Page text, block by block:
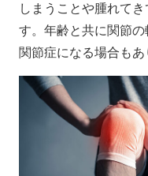
しまうことや腫れて
す。年齢と共に関節
関節症になる場合もあ